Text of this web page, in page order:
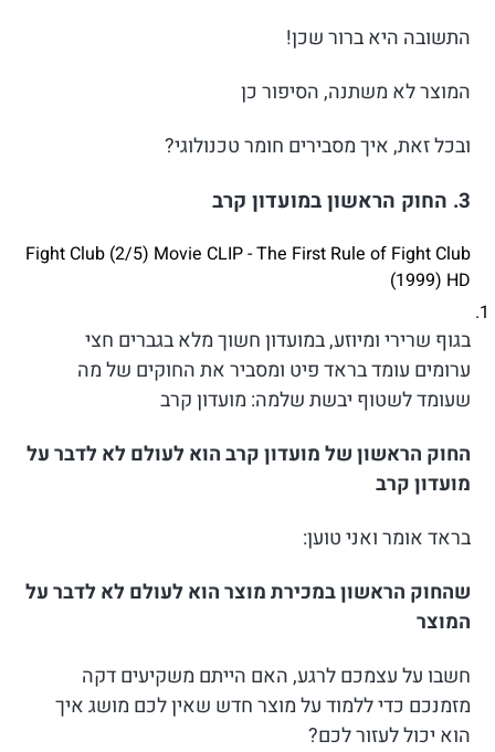
התשובה היא ברור שכן!
המוצר לא משתנה, הסיפור כן
ובכל זאת, איך מסבירים חומר טכנולוגי?
3. החוק הראשון במועדון קרב
Fight Club (2/5) Movie CLIP - The First Rule of Fight Club
(1999) HD
בגוף שרירי ומיוזע, במועדון חשוך מלא בגברים חצי
ערומים עומד בראד פיט ומסביר את החוקים של מה
שעומד לשטוף יבשת שלמה: מועדון קרב
החוק הראשון של מועדון קרב הוא לעולם לא לדבר על
מועדון קרב
בראד אומר ואני טוען:
שהחוק הראשון במכירת מוצר הוא לעולם לא לדבר על
המוצר
חשבו על עצמכם לרגע, האם הייתם משקיעים דקה
מזמנכם כדי ללמוד על מוצר חדש שאין לכם מושג איך
הוא יכול לעזור לכם?